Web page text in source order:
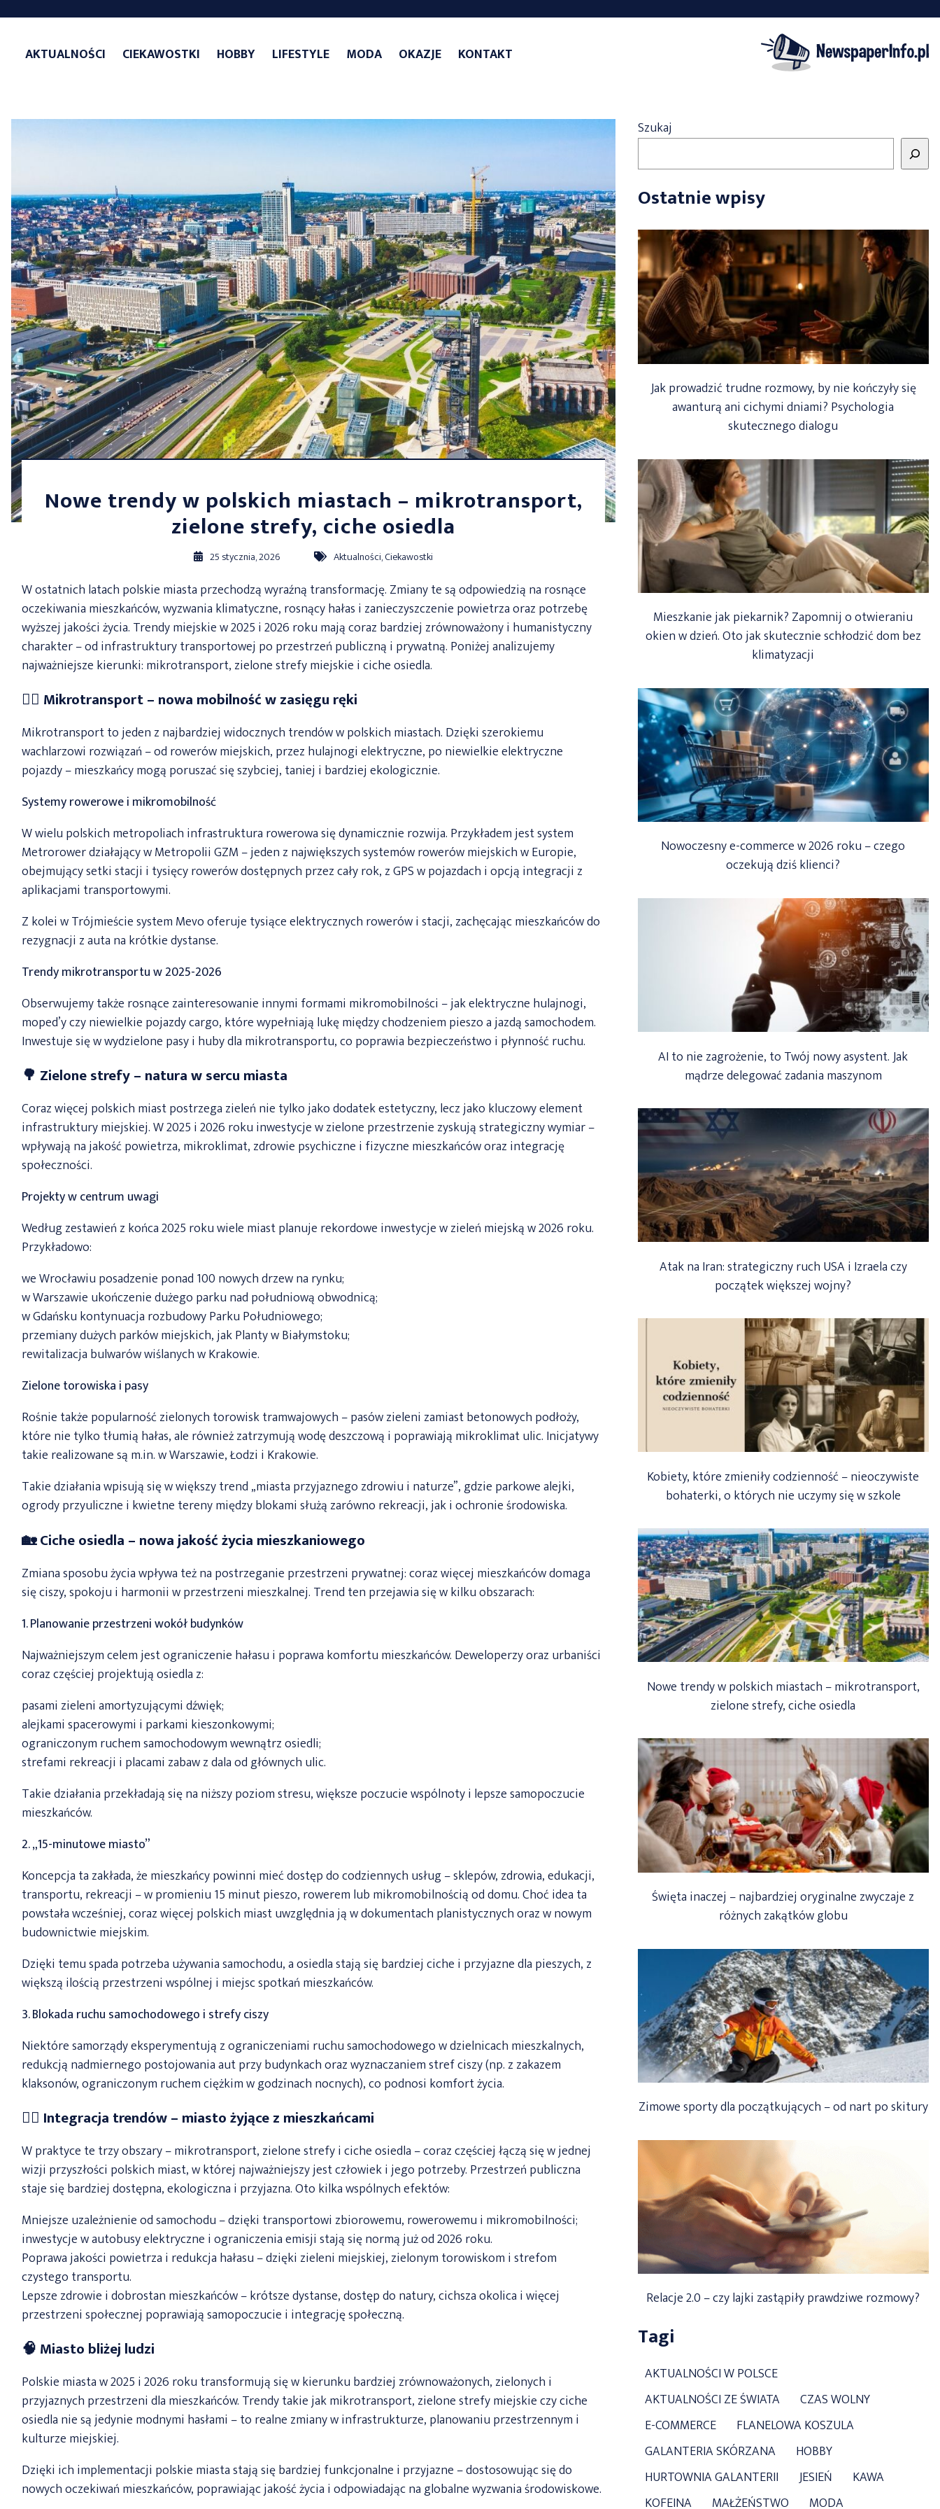
contentAKTUALNOŚCI CIEKAWOSTKI HOBBY LIFESTYLE MODA OKAZJE KONTAKT
Nowe trendy w polskich miastach – mikrotransport,
zielone strefy, ciche osiedla
25 stycznia, 2026 Aktualności,Ciekawostki
W ostatnich latach polskie miasta przechodzą wyraźną transformację. Zmiany te są odpowiedzią na rosnące
oczekiwania mieszkańców, wyzwania klimatyczne, rosnący hałas i zanieczyszczenie powietrza oraz potrzebę
wyższej jakości życia. Trendy miejskie w 2025 i 2026 roku mają coraz bardziej zrównoważony i humanistyczny
charakter – od infrastruktury transportowej po przestrzeń publiczną i prywatną. Poniżej analizujemy
najważniejsze kierunki: mikrotransport, zielone strefy miejskie i ciche osiedla.
🚴‍♂️ Mikrotransport – nowa mobilność w zasięgu ręki
Mikrotransport to jeden z najbardziej widocznych trendów w polskich miastach. Dzięki szerokiemu
wachlarzowi rozwiązań – od rowerów miejskich, przez hulajnogi elektryczne, po niewielkie elektryczne
pojazdy – mieszkańcy mogą poruszać się szybciej, taniej i bardziej ekologicznie.
Systemy rowerowe i mikromobilność
W wielu polskich metropoliach infrastruktura rowerowa się dynamicznie rozwija. Przykładem jest system
Metrorower działający w Metropolii GZM – jeden z największych systemów rowerów miejskich w Europie,
obejmujący setki stacji i tysięcy rowerów dostępnych przez cały rok, z GPS w pojazdach i opcją integracji z
aplikacjami transportowymi.
Z kolei w Trójmieście system Mevo oferuje tysiące elektrycznych rowerów i stacji, zachęcając mieszkańców do
rezygnacji z auta na krótkie dystanse.
Trendy mikrotransportu w 2025-2026
Obserwujemy także rosnące zainteresowanie innymi formami mikromobilności – jak elektryczne hulajnogi,
moped’y czy niewielkie pojazdy cargo, które wypełniają lukę między chodzeniem pieszo a jazdą samochodem.
Inwestuje się w wydzielone pasy i huby dla mikrotransportu, co poprawia bezpieczeństwo i płynność ruchu.
🌳 Zielone strefy – natura w sercu miasta
Coraz więcej polskich miast postrzega zieleń nie tylko jako dodatek estetyczny, lecz jako kluczowy element
infrastruktury miejskiej. W 2025 i 2026 roku inwestycje w zielone przestrzenie zyskują strategiczny wymiar –
wpływają na jakość powietrza, mikroklimat, zdrowie psychiczne i fizyczne mieszkańców oraz integrację
społeczności.
Projekty w centrum uwagi
Według zestawień z końca 2025 roku wiele miast planuje rekordowe inwestycje w zieleń miejską w 2026 roku.
Przykładowo:
we Wrocławiu posadzenie ponad 100 nowych drzew na rynku;
w Warszawie ukończenie dużego parku nad południową obwodnicą;
w Gdańsku kontynuacja rozbudowy Parku Południowego;
przemiany dużych parków miejskich, jak Planty w Białymstoku;
rewitalizacja bulwarów wiślanych w Krakowie.
Zielone torowiska i pasy
Rośnie także popularność zielonych torowisk tramwajowych – pasów zieleni zamiast betonowych podłoży,
które nie tylko tłumią hałas, ale również zatrzymują wodę deszczową i poprawiają mikroklimat ulic. Inicjatywy
takie realizowane są m.in. w Warszawie, Łodzi i Krakowie.
Takie działania wpisują się w większy trend „miasta przyjaznego zdrowiu i naturze”, gdzie parkowe alejki,
ogrody przyuliczne i kwietne tereny między blokami służą zarówno rekreacji, jak i ochronie środowiska.
🏡 Ciche osiedla – nowa jakość życia mieszkaniowego
Zmiana sposobu życia wpływa też na postrzeganie przestrzeni prywatnej: coraz więcej mieszkańców domaga
się ciszy, spokoju i harmonii w przestrzeni mieszkalnej. Trend ten przejawia się w kilku obszarach:
1. Planowanie przestrzeni wokół budynków
Najważniejszym celem jest ograniczenie hałasu i poprawa komfortu mieszkańców. Deweloperzy oraz urbaniści
coraz częściej projektują osiedla z:
pasami zieleni amortyzującymi dźwięk;
alejkami spacerowymi i parkami kieszonkowymi;
ograniczonym ruchem samochodowym wewnątrz osiedli;
strefami rekreacji i placami zabaw z dala od głównych ulic.
Takie działania przekładają się na niższy poziom stresu, większe poczucie wspólnoty i lepsze samopoczucie
mieszkańców.
2. „15-minutowe miasto”
Koncepcja ta zakłada, że mieszkańcy powinni mieć dostęp do codziennych usług – sklepów, zdrowia, edukacji,
transportu, rekreacji – w promieniu 15 minut pieszo, rowerem lub mikromobilnością od domu. Choć idea ta
powstała wcześniej, coraz więcej polskich miast uwzględnia ją w dokumentach planistycznych oraz w nowym
budownictwie miejskim.
Dzięki temu spada potrzeba używania samochodu, a osiedla stają się bardziej ciche i przyjazne dla pieszych, z
większą ilością przestrzeni wspólnej i miejsc spotkań mieszkańców.
3. Blokada ruchu samochodowego i strefy ciszy
Niektóre samorządy eksperymentują z ograniczeniami ruchu samochodowego w dzielnicach mieszkalnych,
redukcją nadmiernego postojowania aut przy budynkach oraz wyznaczaniem stref ciszy (np. z zakazem
klaksonów, ograniczonym ruchem ciężkim w godzinach nocnych), co podnosi komfort życia.
🚶‍♀️ Integracja trendów – miasto żyjące z mieszkańcami
W praktyce te trzy obszary – mikrotransport, zielone strefy i ciche osiedla – coraz częściej łączą się w jednej
wizji przyszłości polskich miast, w której najważniejszy jest człowiek i jego potrzeby. Przestrzeń publiczna
staje się bardziej dostępna, ekologiczna i przyjazna. Oto kilka wspólnych efektów:
Mniejsze uzależnienie od samochodu – dzięki transportowi zbiorowemu, rowerowemu i mikromobilności;
inwestycje w autobusy elektryczne i ograniczenia emisji stają się normą już od 2026 roku.
Poprawa jakości powietrza i redukcja hałasu – dzięki zieleni miejskiej, zielonym torowiskom i strefom
czystego transportu.
Lepsze zdrowie i dobrostan mieszkańców – krótsze dystanse, dostęp do natury, cichsza okolica i więcej
przestrzeni społecznej poprawiają samopoczucie i integrację społeczną.
🧠 Miasto bliżej ludzi
Polskie miasta w 2025 i 2026 roku transformują się w kierunku bardziej zrównoważonych, zielonych i
przyjaznych przestrzeni dla mieszkańców. Trendy takie jak mikrotransport, zielone strefy miejskie czy ciche
osiedla nie są jedynie modnymi hasłami – to realne zmiany w infrastrukturze, planowaniu przestrzennym i
kulturze miejskiej.
Dzięki ich implementacji polskie miasta stają się bardziej funkcjonalne i przyjazne – dostosowując się do
nowych oczekiwań mieszkańców, poprawiając jakość życia i odpowiadając na globalne wyzwania środowiskowe.
Szukaj
Ostatnie wpisy
Jak prowadzić trudne rozmowy, by nie kończyły się
awanturą ani cichymi dniami? Psychologia
skutecznego dialogu
Mieszkanie jak piekarnik? Zapomnij o otwieraniu
okien w dzień. Oto jak skutecznie schłodzić dom bez
klimatyzacji
Nowoczesny e-commerce w 2026 roku – czego
oczekują dziś klienci?
AI to nie zagrożenie, to Twój nowy asystent. Jak
mądrze delegować zadania maszynom
Atak na Iran: strategiczny ruch USA i Izraela czy
początek większej wojny?
Kobiety, które zmieniły codzienność – nieoczywiste
bohaterki, o których nie uczymy się w szkole
Nowe trendy w polskich miastach – mikrotransport,
zielone strefy, ciche osiedla
Święta inaczej – najbardziej oryginalne zwyczaje z
różnych zakątków globu
Zimowe sporty dla początkujących – od nart po skitury
Relacje 2.0 – czy lajki zastąpiły prawdziwe rozmowy?
Tagi
AKTUALNOŚCI W POLSCE
AKTUALNOŚCI ZE ŚWIATA
CZAS WOLNY
E-COMMERCE
FLANELOWA KOSZULA
GALANTERIA SKÓRZANA
HOBBY
HURTOWNIA GALANTERII
JESIEŃ
KAWA
KOFEINA
MAŁŻEŃSTWO MODA